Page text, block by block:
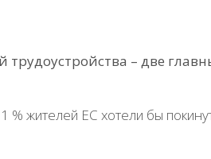
трудоустройства – две
жителей ЕС хотели бы